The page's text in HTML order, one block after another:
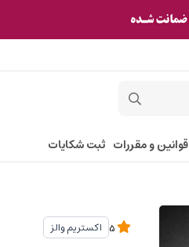
قوانین و مقررات ثبت شکایات
اکستریم والز